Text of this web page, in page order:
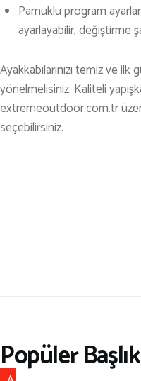
Pamuklu program
ayarlayabilir, değiştirme
Ayakkabılarınızı temiz ve
yönelmelisiniz. Kaliteli
extremeoutdoor.com.tr
seçebilirsiniz.
Popüler
A